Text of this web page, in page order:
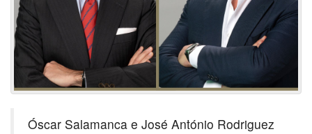
Óscar Salamanca e José António Rodriguez